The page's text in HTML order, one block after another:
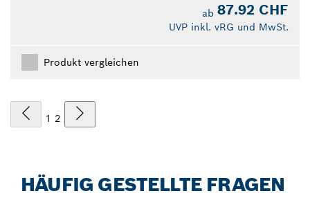
ab 87.92 CHF
UVP inkl. vRG und MwSt.
Produkt vergleichen
1 2
HÄUFIG GESTELLTE FRAGEN